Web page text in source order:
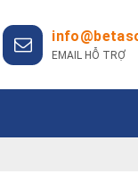
EMAIL HỖ TRỢ